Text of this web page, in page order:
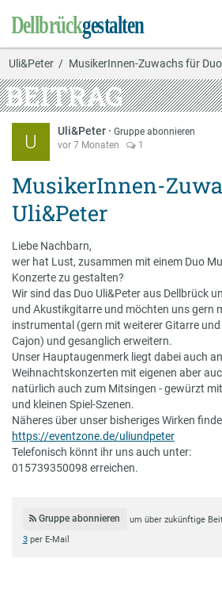
Uli&Peter MusikerInnen-Zuwachs für
BEITRAG
U Uli&Peter ·Gruppe abonnieren
vor 7 Monaten
1
MusikerInnen-
Uli&Peter
Liebe Nachbarn,
wer hat Lust, zusammen mit einem Duo
Konzerte zu gestalten?
Wir sind das Duo Uli&Peter aus Dellbrück
und Akustikgitarre und möchten uns gern
instrumental (gern mit weiterer Gitarre
Cajon) und gesanglich erweitern.
Unser Hauptaugenmerk liegt dabei auch
Weihnachtskonzerten mit eigenen aber
natürlich auch zum Mitsingen - gewürzt
und kleinen Spiel-Szenen.
Näheres über unser bisheriges Wirken
https://eventzone.de/uliundpeter
Telefonisch könnt ihr uns auch unter:
015739350098 erreichen.
Gruppe abonnieren um über zukünftige
3per E-Mail